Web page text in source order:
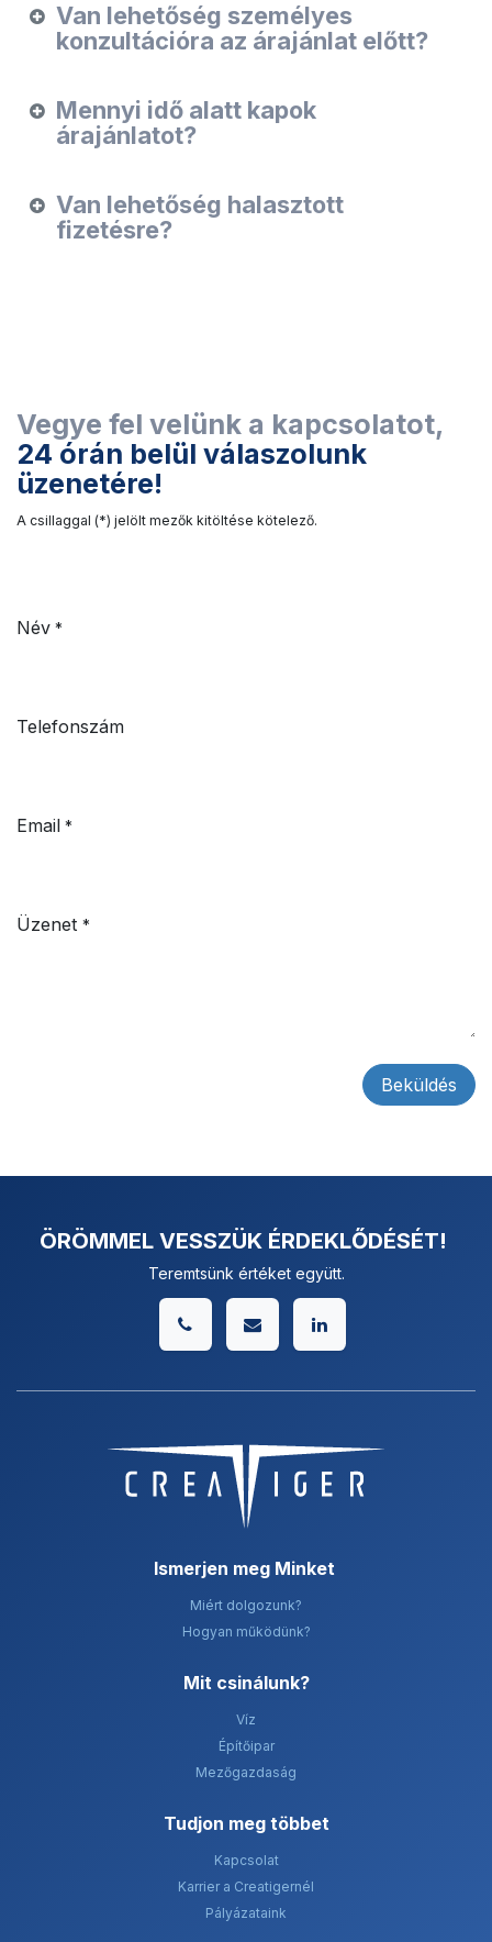
Van lehetőség személyes
konzultációra az árajánlat előtt?
Mennyi idő alatt kapok
árajánlatot?
Van lehetőség halasztott
fizetésre?
Vegye fel velünk a kapcsolatot, ​
24 órán belül válaszolunk
üzenetére!
A csillaggal (*) jelölt mezők kitöltése kötelező.
Név *
Telefonszám
Email *
Üzenet *
Beküldés
ÖRÖMMEL VESSZÜK ÉRDEKLŐDÉSÉT!
Teremtsünk értéket együtt.
Ismerjen meg Minket
Miért dolgozunk?
Hogyan működünk?
Mit csinálunk? ​
Víz
Építőipar
Mezőgazdaság
Tudjon meg többet
Kapcsolat
Karrier a Creatigernél
Pályázataink